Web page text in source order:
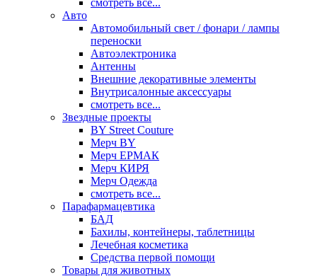
смотреть все...
Авто
Автомобильный свет / фонари / лампы
переноски
Автоэлектроника
Антенны
Внешние декоративные элементы
Внутрисалонные аксессуары
смотреть все...
Звездные проекты
BY Street Couture
Мерч BY
Мерч ЕРМАК
Мерч КИРЯ
Мерч Одежда
смотреть все...
Парафармацевтика
БАД
Бахилы, контейнеры, таблетницы
Лечебная косметика
Средства первой помощи
Товары для животных